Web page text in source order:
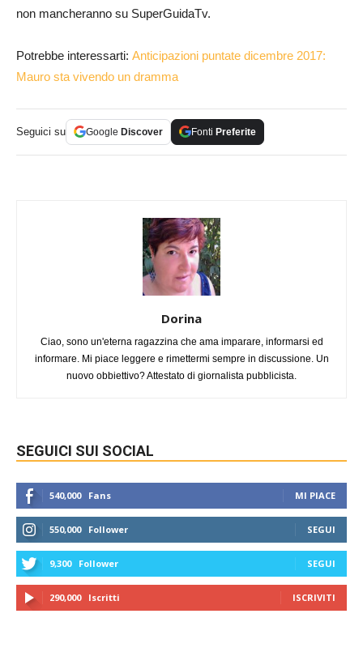
non mancheranno su SuperGuidaTv.
Potrebbe interessarti: Anticipazioni puntate dicembre 2017:
Mauro sta vivendo un dramma
Seguici su Google Discover Fonti Preferite
Dorina
Ciao, sono un'eterna ragazzina che ama imparare, informarsi ed
informare. Mi piace leggere e rimettermi sempre in discussione. Un
nuovo obbiettivo? Attestato di giornalista pubblicista.
SEGUICI SUI SOCIAL
540,000 Fans MI PIACE
550,000 Follower SEGUI
9,300 Follower SEGUI
290,000 Iscritti ISCRIVITI